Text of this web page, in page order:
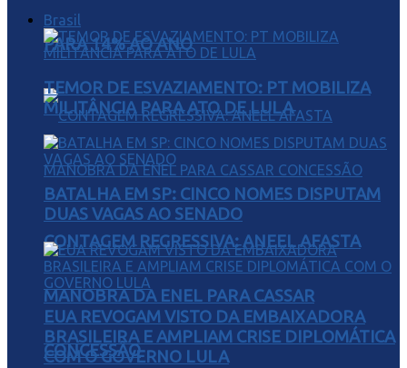
PARA 14% AO ANO
CONTAGEM REGRESSIVA: ANEEL AFASTA
MANOBRA DA ENEL PARA CASSAR
CONCESSÃO
Brasil
TEMOR DE ESVAZIAMENTO: PT MOBILIZA
MILITÂNCIA PARA ATO DE LULA
BATALHA EM SP: CINCO NOMES DISPUTAM
DUAS VAGAS AO SENADO
EUA REVOGAM VISTO DA EMBAIXADORA
BRASILEIRA E AMPLIAM CRISE DIPLOMÁTICA
COM O GOVERNO LULA